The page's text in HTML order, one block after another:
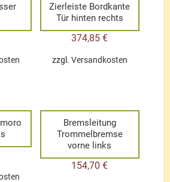
Zierleiste Bordkante
Tür hinten rechts
374,85€
zzgl. Versandkosten
Bremsleitung
Trommelbremse
vorne links
154,70€